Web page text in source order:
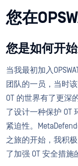
您在
您是如何开
当我最初加入
团队的一员，当时
OT 的世界有了更深
了设计一种保护 OT
紧迫性。
之旅的开始，我积
了加强 OT 安全措施